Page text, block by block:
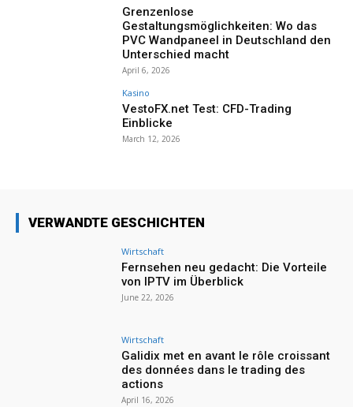
Grenzenlose
Gestaltungsmöglichkeiten: Wo das
PVC Wandpaneel in Deutschland den
Unterschied macht
April 6, 2026
Kasino
VestoFX.net Test: CFD-Trading
Einblicke
March 12, 2026
VERWANDTE GESCHICHTEN
Wirtschaft
Fernsehen neu gedacht: Die Vorteile
von IPTV im Überblick
June 22, 2026
Wirtschaft
Galidix met en avant le rôle croissant
des données dans le trading des
actions
April 16, 2026